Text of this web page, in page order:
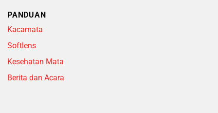
PANDUAN
Kacamata
Softlens
Kesehatan Mata
Berita dan Acara